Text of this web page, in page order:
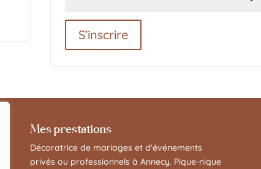
S’inscrire
Mes prestations
Décoratrice de mariages et d'événements
privés ou professionnels à Annecy. Pique-nique